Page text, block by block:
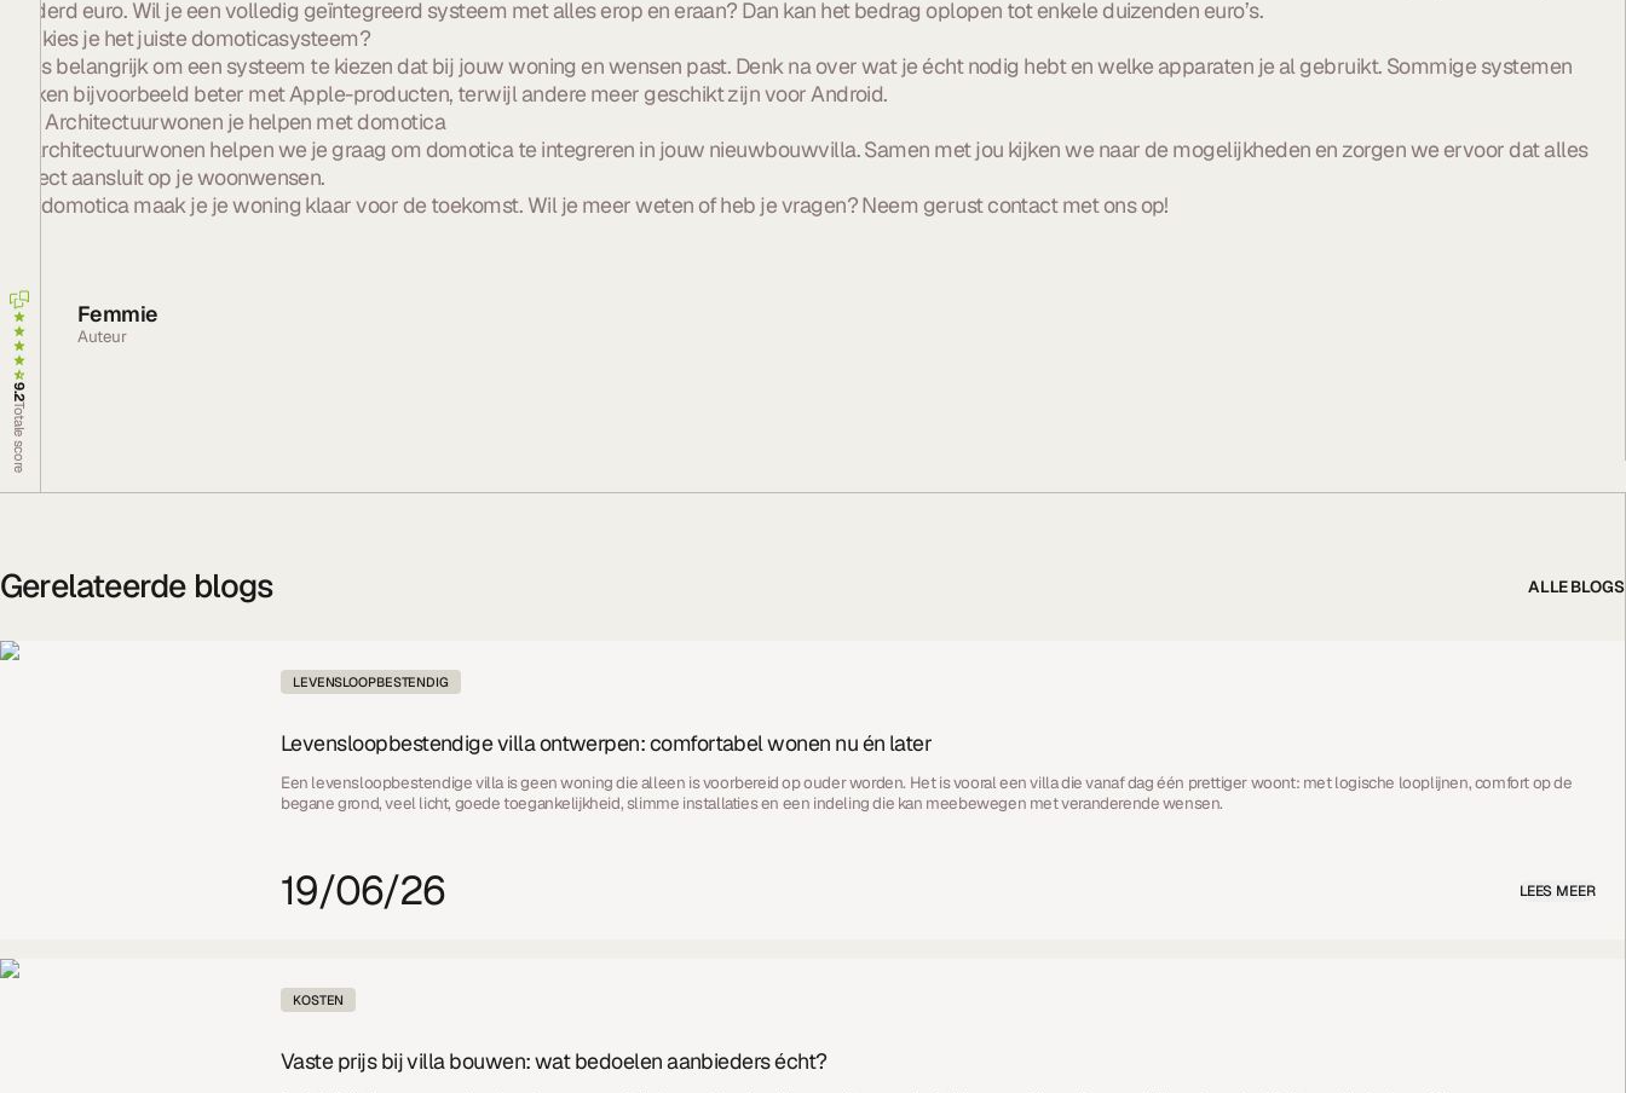
9.2
Totale score
honderd euro. Wil je een volledig geïntegreerd systeem met alles erop en eraan? Dan kan het bedrag oplopen tot enkele duizenden euro’s.
Hoe kies je het juiste domoticasysteem?
Het is belangrijk om een systeem te kiezen dat bij jouw woning en wensen past. Denk na over wat je écht nodig hebt en welke apparaten je al gebruikt. Sommige systemen
werken bijvoorbeeld beter met Apple-producten, terwijl andere meer geschikt zijn voor Android.
Laat Architectuurwonen je helpen met domotica
Bij Architectuurwonen helpen we je graag om domotica te integreren in jouw nieuwbouwvilla. Samen met jou kijken we naar de mogelijkheden en zorgen we ervoor dat alles
perfect aansluit op je woonwensen.
Met domotica maak je je woning klaar voor de toekomst. Wil je meer weten of heb je vragen? Neem gerust contact met ons op!
Femmie
Auteur
Gerelateerde blogs ALLE BLOGS
LEVENSLOOPBESTENDIG
Levensloopbestendige villa ontwerpen: comfortabel wonen nu én later
Een levensloopbestendige villa is geen woning die alleen is voorbereid op ouder worden. Het is vooral een villa die vanaf dag één prettiger woont: met logische looplijnen, comfort op de
begane grond, veel licht, goede toegankelijkheid, slimme installaties en een indeling die kan meebewegen met veranderende wensen.
19/06/26 LEES MEER
KOSTEN
Vaste prijs bij villa bouwen: wat bedoelen aanbieders écht?